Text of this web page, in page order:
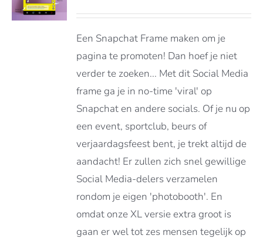
€129.00
Een Snapchat Frame maken om je
pagina te promoten! Dan hoef je niet
verder te zoeken... Met dit Social Media
frame ga je in no-time 'viral' op
Snapchat en andere socials. Of je nu op
een event, sportclub, beurs of
verjaardagsfeest bent, je trekt altijd de
aandacht! Er zullen zich snel gewillige
Social Media-delers verzamelen
rondom je eigen 'photobooth'. En
omdat onze XL versie extra groot is
gaan er wel tot zes mensen tegelijk op